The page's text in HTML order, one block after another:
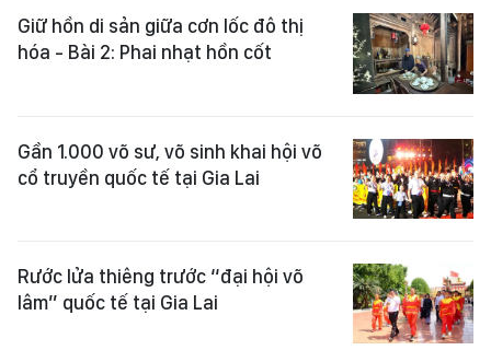
Giữ hồn di sản giữa cơn lốc đô thị
hóa - Bài 2: Phai nhạt hồn cốt
Gần 1.000 võ sư, võ sinh khai hội võ
cổ truyền quốc tế tại Gia Lai
Rước lửa thiêng trước “đại hội võ
lâm” quốc tế tại Gia Lai